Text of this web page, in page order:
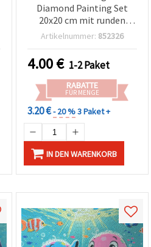
Diamond Painting Set
20x20 cm mit runden
Steinen – Teilbild/Partial
& Meereskunst-Liebhaber
MKX17357
Artikelnummer: 852326
4.00€ 1-2 Paket
RABATTE
FÜR MENGE
3.20 €- 20 %3 Paket +
IN DEN WARENKORB